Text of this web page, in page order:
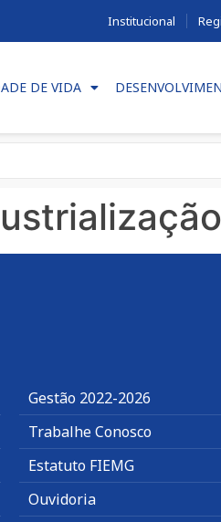
Institucional
DE VIDA
Gestão 2022-2026
Trabalhe Conosco
Estatuto FIEMG
Ouvidoria